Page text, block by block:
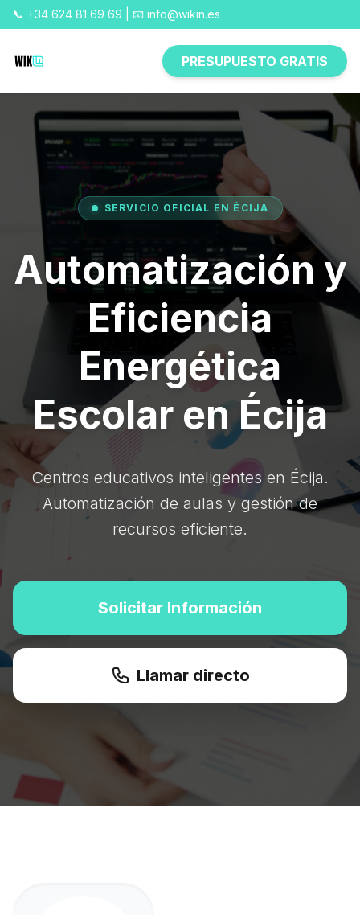
📞 +34 624 81 69 69 | 📧 info@wikin.es
PRESUPUESTO GRATIS
SERVICIO OFICIAL EN ÉCIJA
Automatización y
Eficiencia
Energética
Escolar en Écija
Centros educativos inteligentes en Écija.
Automatización de aulas y gestión de
recursos eficiente.
Solicitar Información
Llamar directo